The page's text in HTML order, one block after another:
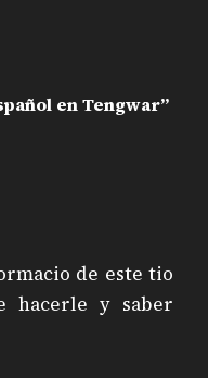
en Tengwar”
de este tio
hacerle y saber